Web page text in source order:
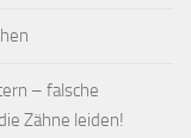
– falsche
Zähne leiden!